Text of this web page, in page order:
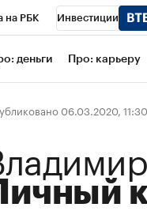
на РБК Инвестиции
РБК РБК
валюты
деньги Про: карьеру
06.03.2020, 11:30